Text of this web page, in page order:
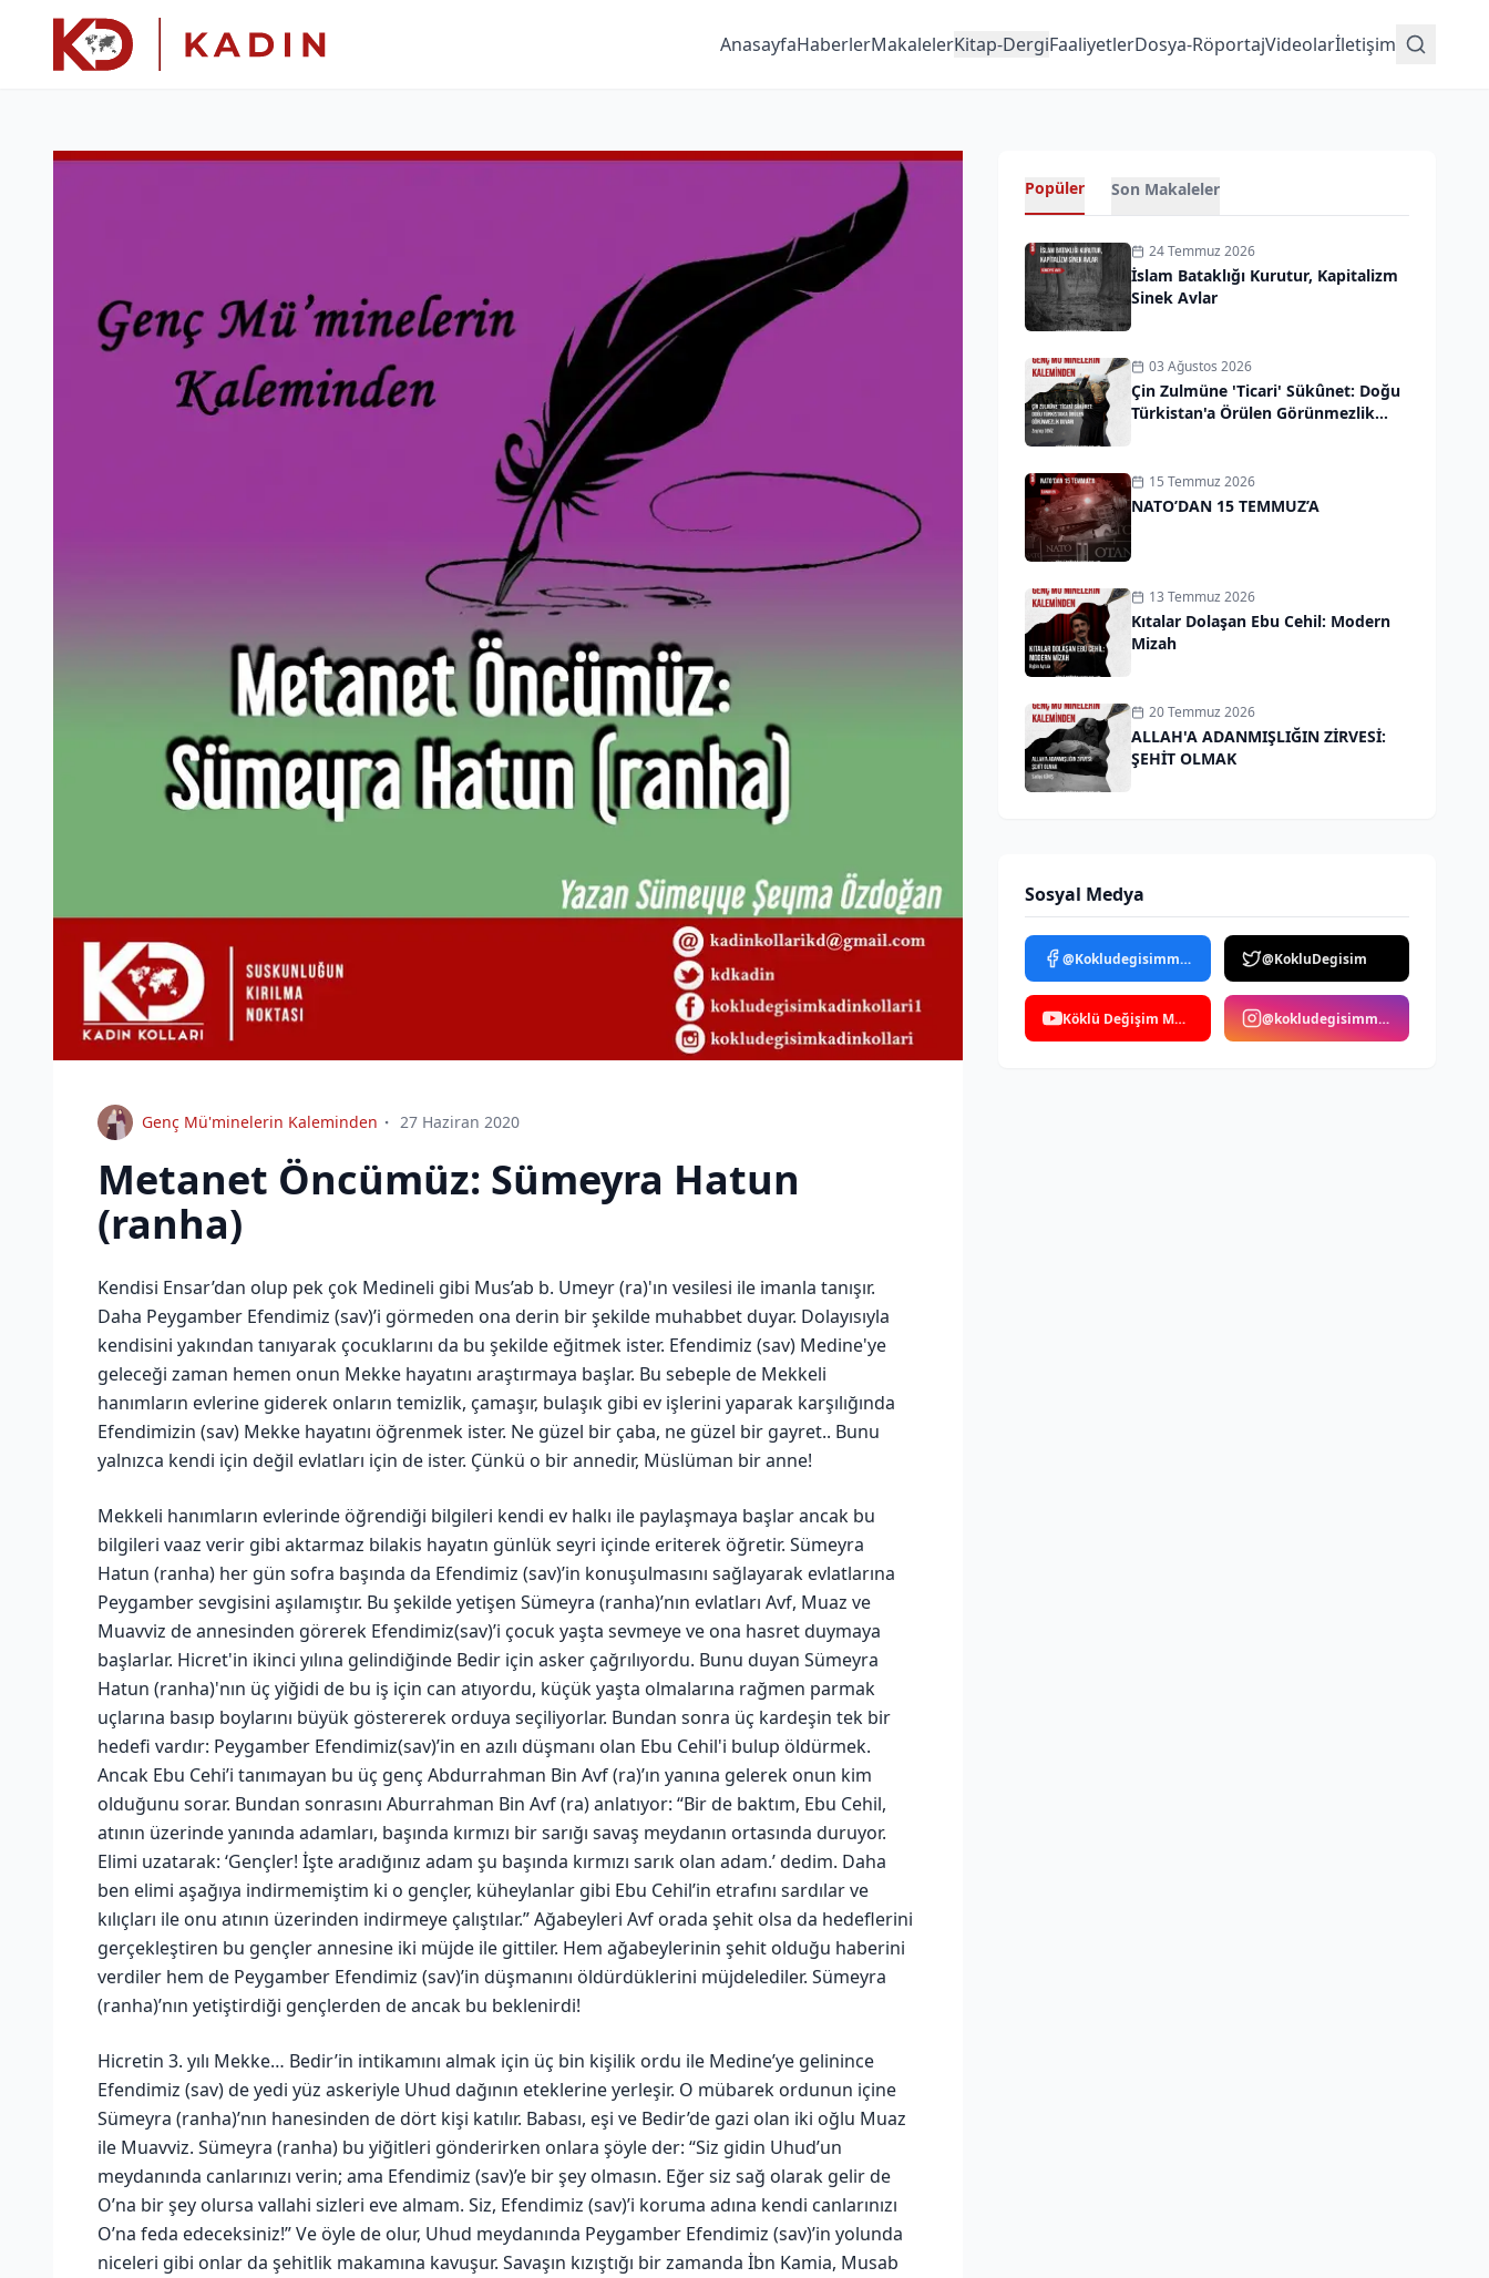
AnasayfaHaberlerMakalelerKitap-DergiFaaliyetlerDosya-RöportajVideolarİletişim
Genç Mü'minelerin Kaleminden 27 Haziran 2020
Metanet Öncümüz: Sümeyra Hatun
(ranha)
Kendisi Ensar’dan olup pek çok Medineli gibi Mus’ab b. Umeyr (ra)'ın vesilesi ile imanla tanışır.
Daha Peygamber Efendimiz (sav)’i görmeden ona derin bir şekilde muhabbet duyar. Dolayısıyla
kendisini yakından tanıyarak çocuklarını da bu şekilde eğitmek ister. Efendimiz (sav) Medine'ye
geleceği zaman hemen onun Mekke hayatını araştırmaya başlar. Bu sebeple de Mekkeli
hanımların evlerine giderek onların temizlik, çamaşır, bulaşık gibi ev işlerini yaparak karşılığında
Efendimizin (sav) Mekke hayatını öğrenmek ister. Ne güzel bir çaba, ne güzel bir gayret.. Bunu
yalnızca kendi için değil evlatları için de ister. Çünkü o bir annedir, Müslüman bir anne!
Mekkeli hanımların evlerinde öğrendiği bilgileri kendi ev halkı ile paylaşmaya başlar ancak bu
bilgileri vaaz verir gibi aktarmaz bilakis hayatın günlük seyri içinde eriterek öğretir. Sümeyra
Hatun (ranha) her gün sofra başında da Efendimiz (sav)’in konuşulmasını sağlayarak evlatlarına
Peygamber sevgisini aşılamıştır. Bu şekilde yetişen Sümeyra (ranha)’nın evlatları Avf, Muaz ve
Muavviz de annesinden görerek Efendimiz(sav)’i çocuk yaşta sevmeye ve ona hasret duymaya
başlarlar. Hicret'in ikinci yılına gelindiğinde Bedir için asker çağrılıyordu. Bunu duyan Sümeyra
Hatun (ranha)'nın üç yiğidi de bu iş için can atıyordu, küçük yaşta olmalarına rağmen parmak
uçlarına basıp boylarını büyük göstererek orduya seçiliyorlar. Bundan sonra üç kardeşin tek bir
hedefi vardır: Peygamber Efendimiz(sav)’in en azılı düşmanı olan Ebu Cehil'i bulup öldürmek.
Ancak Ebu Cehi’i tanımayan bu üç genç Abdurrahman Bin Avf (ra)’ın yanına gelerek onun kim
olduğunu sorar. Bundan sonrasını Aburrahman Bin Avf (ra) anlatıyor: “Bir de baktım, Ebu Cehil,
atının üzerinde yanında adamları, başında kırmızı bir sarığı savaş meydanın ortasında duruyor.
Elimi uzatarak: ‘Gençler! İşte aradığınız adam şu başında kırmızı sarık olan adam.’ dedim. Daha
ben elimi aşağıya indirmemiştim ki o gençler, küheylanlar gibi Ebu Cehil’in etrafını sardılar ve
kılıçları ile onu atının üzerinden indirmeye çalıştılar.” Ağabeyleri Avf orada şehit olsa da hedeflerini
gerçekleştiren bu gençler annesine iki müjde ile gittiler. Hem ağabeylerinin şehit olduğu haberini
verdiler hem de Peygamber Efendimiz (sav)’in düşmanını öldürdüklerini müjdelediler. Sümeyra
(ranha)’nın yetiştirdiği gençlerden de ancak bu beklenirdi!
Hicretin 3. yılı Mekke… Bedir’in intikamını almak için üç bin kişilik ordu ile Medine’ye gelinince
Efendimiz (sav) de yedi yüz askeriyle Uhud dağının eteklerine yerleşir. O mübarek ordunun içine
Sümeyra (ranha)’nın hanesinden de dört kişi katılır. Babası, eşi ve Bedir’de gazi olan iki oğlu Muaz
ile Muavviz. Sümeyra (ranha) bu yiğitleri gönderirken onlara şöyle der: “Siz gidin Uhud’un
meydanında canlarınızı verin; ama Efendimiz (sav)’e bir şey olmasın. Eğer siz sağ olarak gelir de
O’na bir şey olursa vallahi sizleri eve almam. Siz, Efendimiz (sav)’i koruma adına kendi canlarınızı
O’na feda edeceksiniz!” Ve öyle de olur, Uhud meydanında Peygamber Efendimiz (sav)’in yolunda
niceleri gibi onlar da şehitlik makamına kavuşur. Savaşın kızıştığı bir zamanda İbn Kamia, Musab
Popüler Son Makaleler
24 Temmuz 2026
İslam Bataklığı Kurutur, Kapitalizm
Sinek Avlar
03 Ağustos 2026
Çin Zulmüne 'Ticari' Sükûnet: Doğu
Türkistan'a Örülen Görünmezlik
15 Temmuz 2026
NATO’DAN 15 TEMMUZ’A
13 Temmuz 2026
Kıtalar Dolaşan Ebu Cehil: Modern
Mizah
20 Temmuz 2026
ALLAH'A ADANMIŞLIĞIN ZİRVESİ:
ŞEHİT OLMAK
Sosyal Medya
@Kokludegisimmedya @KokluDegisim
Köklü Değişim Medya @kokludegisimmedya